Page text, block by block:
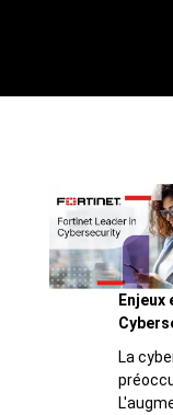
Enjeux
La